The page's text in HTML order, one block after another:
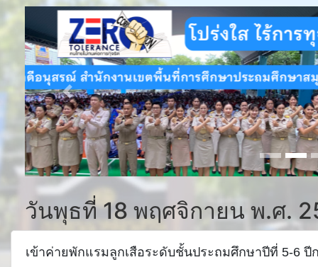
Previous
วันพุธที่ 18 พฤศจิกายน พ.ศ.
เข้าค่ายพักแรมลูกเสือระดับชั้นประถมศึกษาปีที่ 5-6 ปี